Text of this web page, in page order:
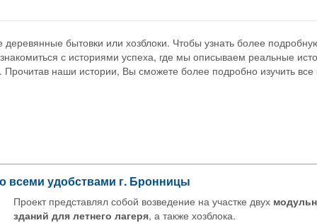
деревянные бытовки или хозблоки. Чтобы узнать более
с историями успеха, где мы описываем реальные
наши истории, Вы сможете более подробно изучить
всеми удобствами г. Бронницы
Проект представлял собой возведение на участке двух
зданий для летнего лагеря, а также хозблока.